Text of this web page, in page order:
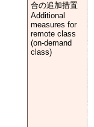
合の追加措置
Additional
measures for
remote class
(on-demand
class)